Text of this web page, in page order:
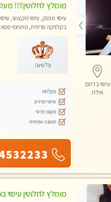
עיסוי בדרום
אילת
עיסוי מפנק, עיסוי מקצועי, עיסוי
בקלניקה פרטית, מתחמי
פלטינה
מקלחת
עיסוי מרגיע
מקום פרטי
תמונה אמיתית